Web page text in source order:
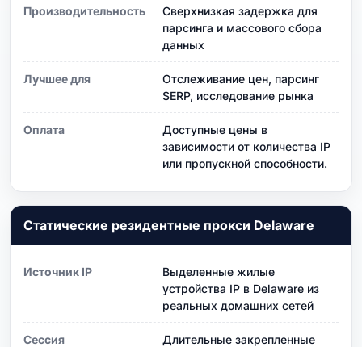
Производительность
Сверхнизкая задержка для
парсинга и массового сбора
данных
Лучшее для
Отслеживание цен, парсинг
SERP, исследование рынка
Оплата
Доступные цены в
зависимости от количества IP
или пропускной способности.
Статические резидентные прокси Delaware
Источник IP
Выделенные жилые
устройства IP в Delaware из
реальных домашних сетей
Сессия
Длительные закрепленные